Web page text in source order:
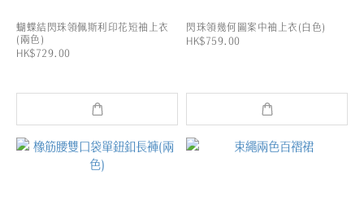
蝴蝶結閃珠領佩斯利印花短袖上衣
(兩色)
HK$729.00
閃珠領幾何圖案中袖上衣(白色)
HK$759.00